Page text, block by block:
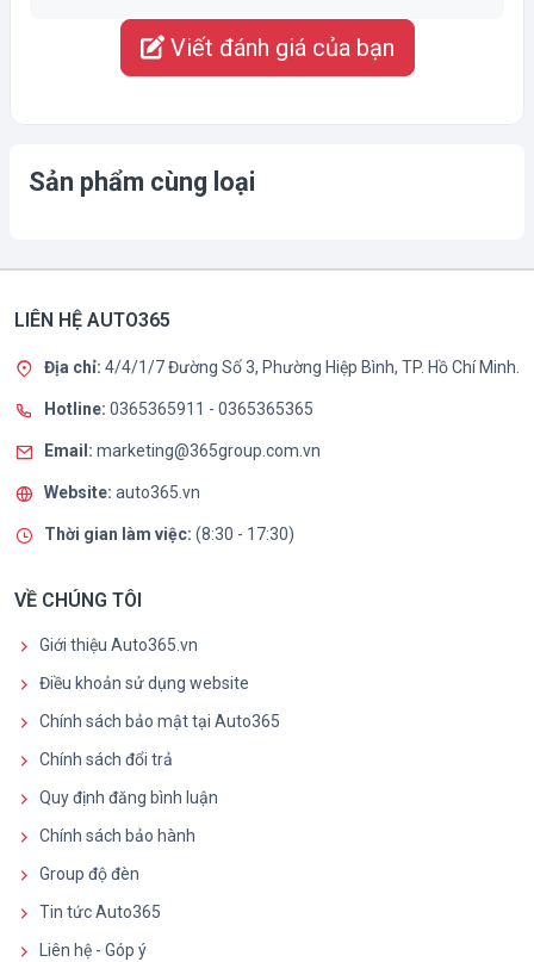
Viết đánh giá của bạn
Sản phẩm cùng loại
LIÊN HỆ AUTO365
Địa chỉ: 4/4/1/7 Đường Số 3, Phường Hiệp Bình, TP. Hồ Chí Minh.
Hotline: 0365365911 - 0365365365
Email: marketing@365group.com.vn
Website: auto365.vn
Thời gian làm việc: (8:30 - 17:30)
VỀ CHÚNG TÔI
Giới thiệu Auto365.vn
Điều khoản sử dụng website
Chính sách bảo mật tại Auto365
Chính sách đổi trả
Quy định đăng bình luận
Chính sách bảo hành
Group độ đèn
Tin tức Auto365
Liên hệ - Góp ý